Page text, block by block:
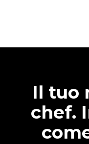
Il tuo
chef.